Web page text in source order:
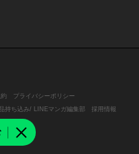
プライバシーポリシー
持ち込み/ LINEマンガ編集部
採用情報